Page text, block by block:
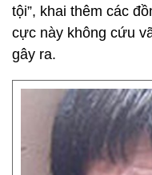
tội”, khai thêm các
cực này không cứu
gây ra.